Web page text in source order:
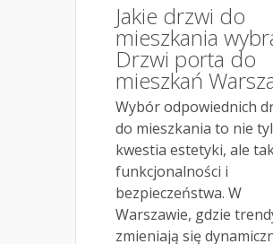
Jakie drzwi do
mieszkania
Drzwi porta do
mieszkań
Wybór odpowiednich
do mieszkania to nie
kwestia estetyki, ale
funkcjonalności i
bezpieczeństwa. W
Warszawie, gdzie
zmieniają się